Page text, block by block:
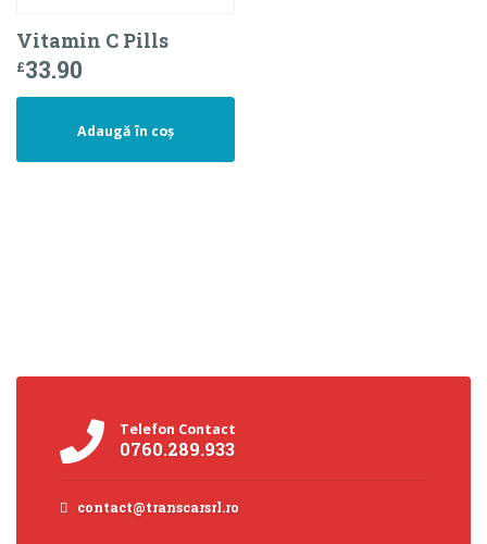
Vitamin C Pills
£33.90
Adaugă în coș
Telefon Contact
0760.289.933
contact@transcarsrl.ro